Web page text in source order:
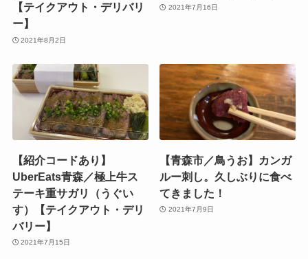
【テイクアウト・デリバリ
ー】
2021年8月2日
2021年7月16日
【紹介コードあり】
UberEats青森／極上牛ス
テーキ重サガリ（うぐい
す）【テイクアウト・デリ
バリー】
2021年7月15日
【青森市／鳥うお】カンガ
ルー刺し。久しぶりに食べ
てきました！
2021年7月9日